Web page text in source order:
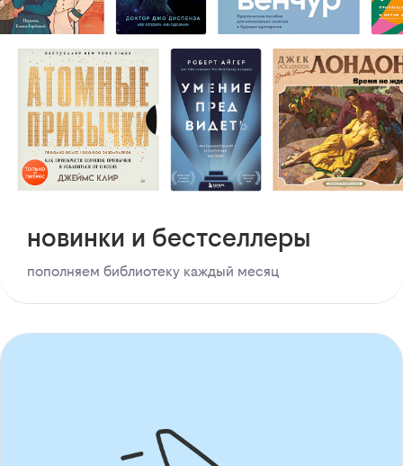
новинки и бестселлеры
пополняем библиотеку каждый месяц